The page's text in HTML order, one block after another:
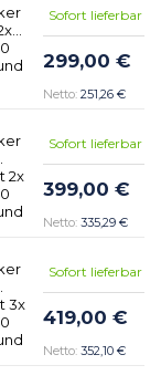
Sofort lieferbar
299,00 €
251,26 €
2x
Sofort lieferbar
399,00 €
335,29 €
3x
Sofort lieferbar
419,00 €
352,10 €